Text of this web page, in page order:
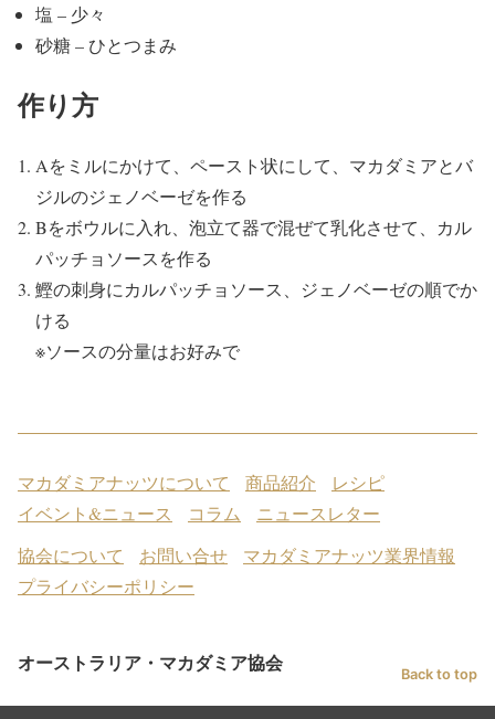
塩 – 少々
砂糖 – ひとつまみ
作り方
Aをミルにかけて、ペースト状にして、マカダミアとバ
ジルのジェノベーゼを作る
Bをボウルに入れ、泡立て器で混ぜて乳化させて、カル
パッチョソースを作る
鰹の刺身にカルパッチョソース、ジェノベーゼの順でか
ける
※ソースの分量はお好みで
マカダミアナッツについて 商品紹介
レシピ
イベント&ニュース
コラム
ニュースレター
協会について
お問い合せ
マカダミアナッツ業界情報
プライバシーポリシー
オーストラリア・マカダミア協会 Back to top